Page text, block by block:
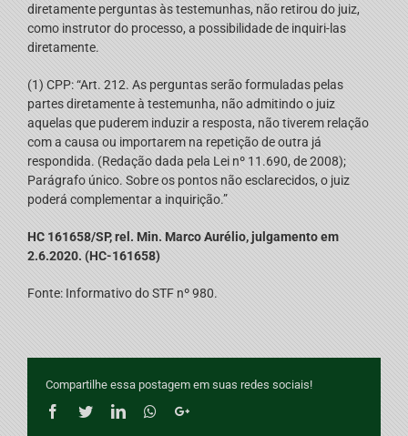
diretamente perguntas às testemunhas, não retirou do juiz,
como instrutor do processo, a possibilidade de inquiri-las
diretamente.
(1) CPP: “Art. 212. As perguntas serão formuladas pelas
partes diretamente à testemunha, não admitindo o juiz
aquelas que puderem induzir a resposta, não tiverem relação
com a causa ou importarem na repetição de outra já
respondida. (Redação dada pela Lei nº 11.690, de 2008);
Parágrafo único. Sobre os pontos não esclarecidos, o juiz
poderá complementar a inquirição.”
HC 161658/SP, rel. Min. Marco Aurélio, julgamento em
2.6.2020. (HC-161658)
Fonte: Informativo do STF nº 980.
Compartilhe essa postagem em suas redes sociais!
Facebook
TwitterLinkedInWhatsappGoogle+